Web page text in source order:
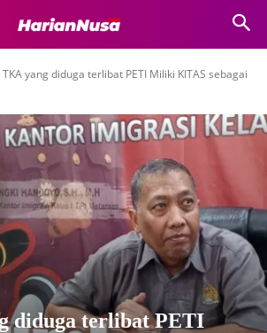
TKA yang diduga terlibat PETI Miliki KITAS sebagai
diduga terlibat PETI